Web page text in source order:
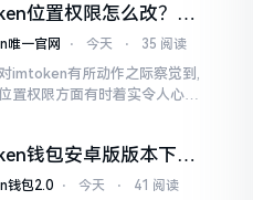
位置权限怎么改？手
你搞定
唯一官网 ⋅ 今天 ⋅ 35 阅读
imtoken有所动作之际察觉到,
置权限方面有时着实令人心生
钱包安卓版版本下载
程
钱包2.0 ⋅ 今天 ⋅ 41 阅读